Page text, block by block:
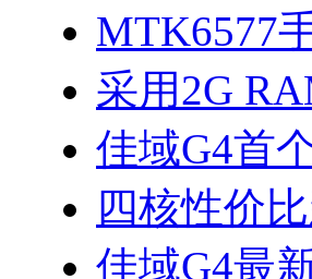
MTK6577
采用2G
佳域G4首
四核性价
佳域G4最